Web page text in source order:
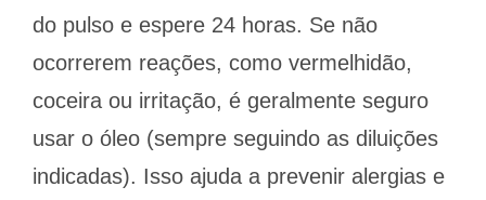
do pulso e espere 24 horas. Se não
ocorrerem reações, como vermelhidão,
coceira ou irritação, é geralmente seguro
usar o óleo (sempre seguindo as diluições
indicadas). Isso ajuda a prevenir alergias e